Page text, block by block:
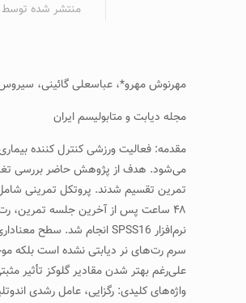
منتشر شده توسط
مهرنوش مهرو*، عباسعلی گائينی،
مجله دیابت و متابولیسم ایران
مقدمه: فعاليت ورزشی کنترل کننده
علی‌رغم بهتر شدن مقادير گلوکز تأثير
واژه‌های کلیدی: رگزايی، عامل رشدی